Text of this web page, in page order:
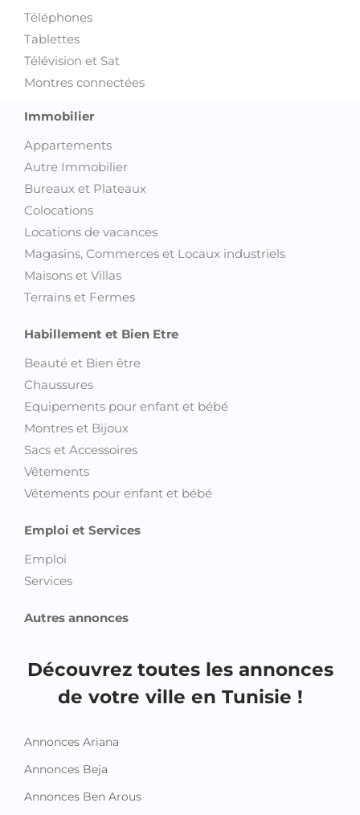
Téléphones
Tablettes
Télévision et Sat
Montres connectées
Immobilier
Appartements
Autre Immobilier
Bureaux et Plateaux
Colocations
Locations de vacances
Magasins, Commerces et Locaux industriels
Maisons et Villas
Terrains et Fermes
Habillement et Bien Etre
Beauté et Bien être
Chaussures
Equipements pour enfant et bébé
Montres et Bijoux
Sacs et Accessoires
Vêtements
Vêtements pour enfant et bébé
Emploi et Services
Emploi
Services
Autres annonces
Découvrez toutes les annonces
de votre ville en Tunisie !
Annonces Ariana
Annonces Beja
Annonces Ben Arous